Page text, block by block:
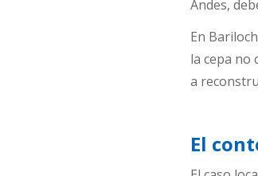
Andes,
En
la cepa no
a
El